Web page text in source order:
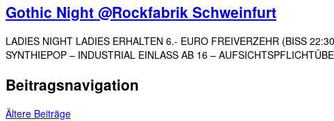
Gothic Night @Rockfabrik Schweinfurt
LADIES NIGHT LADIES ERHALTEN 6.- EURO FREIVERZEHR (BISS
SYNTHIEPOP – INDUSTRIAL EINLASS AB 16 –
Beitragsnavigation
Ältere Beiträge